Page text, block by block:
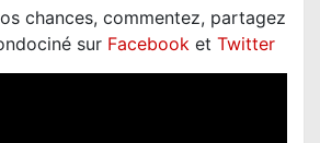
chances, commentez, partagez
sur Facebooket Twitter